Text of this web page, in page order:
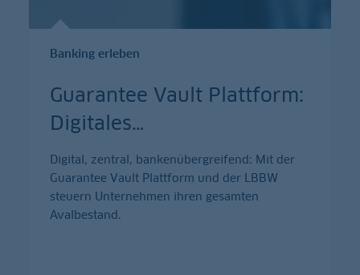
Banking erleben
Guarantee Vault Plattform:
Digitales…
Digital, zentral, bankenübergreifend: Mit der
Guarantee Vault Plattform und der LBBW
steuern Unternehmen ihren gesamten
Avalbestand.